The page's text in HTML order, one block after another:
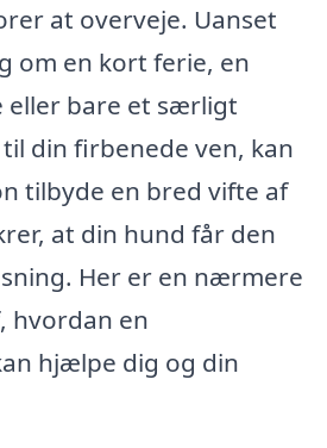
at overveje. Uanset
om en kort ferie, en
eller bare et særligt
din firbenede ven, kan
tilbyde en bred vifte af
at din hund får den
Her er en nærmere
hvordan en
hjælpe dig og din